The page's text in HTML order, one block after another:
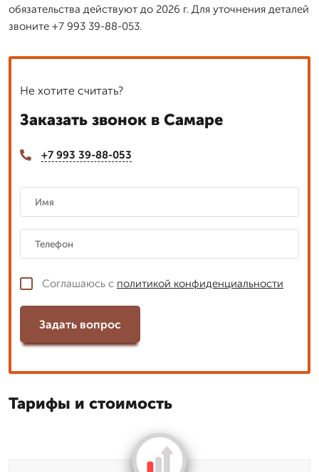
обязательства действуют до 2026 г. Для уточнения деталей
звоните +7 993 39-88-053.
Не хотите считать?
Заказать звонок в Самаре
+7 993 39-88-053
Соглашаюсь с политикой конфиденциальности
Задать вопрос
Тарифы и стоимость